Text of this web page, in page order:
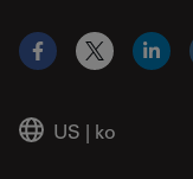
US | ko
Facebook
X